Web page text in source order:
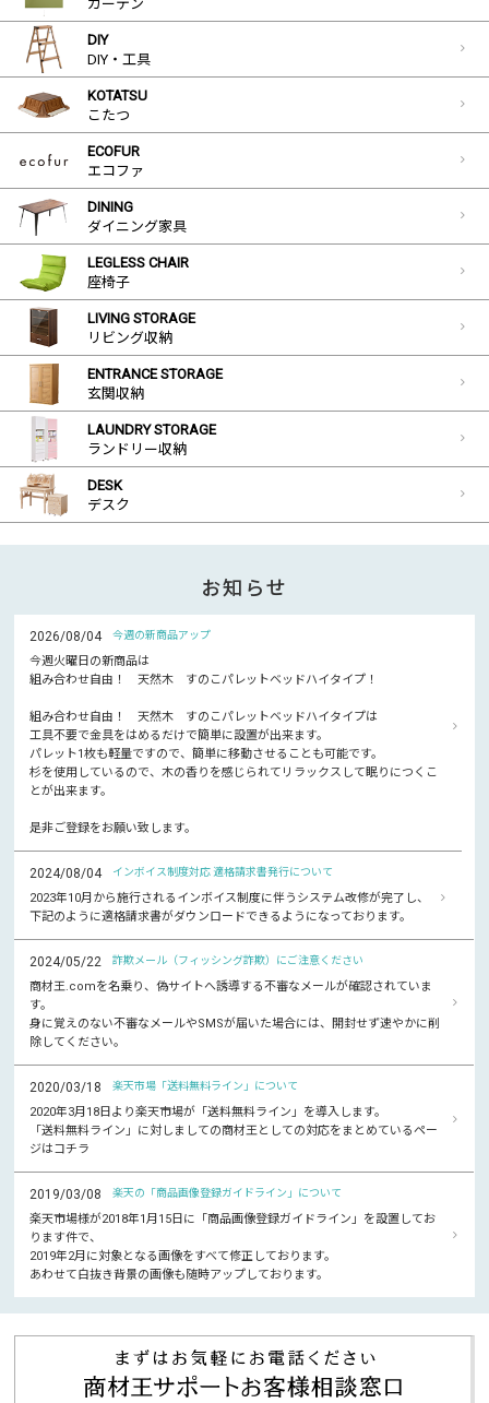
カーテン
DIY
DIY・工具
KOTATSU
こたつ
ECOFUR
エコファ
DINING
ダイニング家具
LEGLESS CHAIR
座椅子
LIVING STORAGE
リビング収納
ENTRANCE STORAGE
玄関収納
LAUNDRY STORAGE
ランドリー収納
DESK
デスク
お知らせ
2026/08/04 今週の新商品アップ
今週火曜日の新商品は
組み合わせ自由！ 天然木 すのこパレットベッドハイタイプ！
組み合わせ自由！ 天然木 すのこパレットベッドハイタイプは
工具不要で金具をはめるだけで簡単に設置が出来ます。
パレット1枚も軽量ですので、簡単に移動させることも可能です。
杉を使用しているので、木の香りを感じられてリラックスして眠りにつくこ
とが出来ます。
是非ご登録をお願い致します。
2024/08/04 インボイス制度対応 適格請求書発行について
2023年10月から施行されるインボイス制度に伴うシステム改修が完了し、
下記のように適格請求書がダウンロードできるようになっております。
2024/05/22 詐欺メール（フィッシング詐欺）にご注意ください
商材王.comを名乗り、偽サイトへ誘導する不審なメールが確認されていま
す。
身に覚えのない不審なメールやSMSが届いた場合には、開封せず速やかに削
除してください。
2020/03/18 楽天市場「送料無料ライン」について
2020年3月18日より楽天市場が「送料無料ライン」を導入します。
「送料無料ライン」に対しましての商材王としての対応をまとめているペー
ジはコチラ
2019/03/08 楽天の「商品画像登録ガイドライン」について
楽天市場様が2018年1月15日に「商品画像登録ガイドライン」を設置してお
ります件で、
2019年2月に対象となる画像をすべて修正しております。
あわせて白抜き背景の画像も随時アップしております。